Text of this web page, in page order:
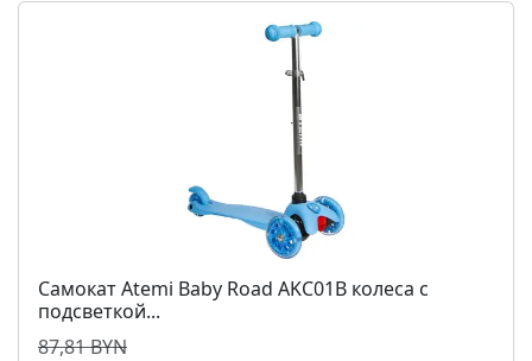
Самокат Atemi Baby Road AKC01B колеса с
подсветкой...
87,81 BYN